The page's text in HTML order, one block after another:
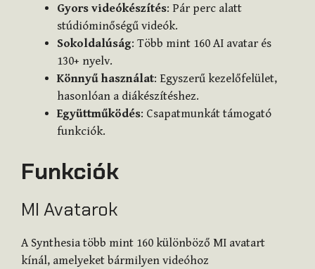
Gyors videókészítés: Pár perc alatt
stúdióminőségű videók.
Sokoldalúság: Több mint 160 AI avatar és
130+ nyelv.
Könnyű használat: Egyszerű kezelőfelület,
hasonlóan a diákészítéshez.
Együttműködés: Csapatmunkát támogató
funkciók.
Funkciók
MI Avatarok
A Synthesia több mint 160 különböző MI avatart
kínál, amelyeket bármilyen videóhoz